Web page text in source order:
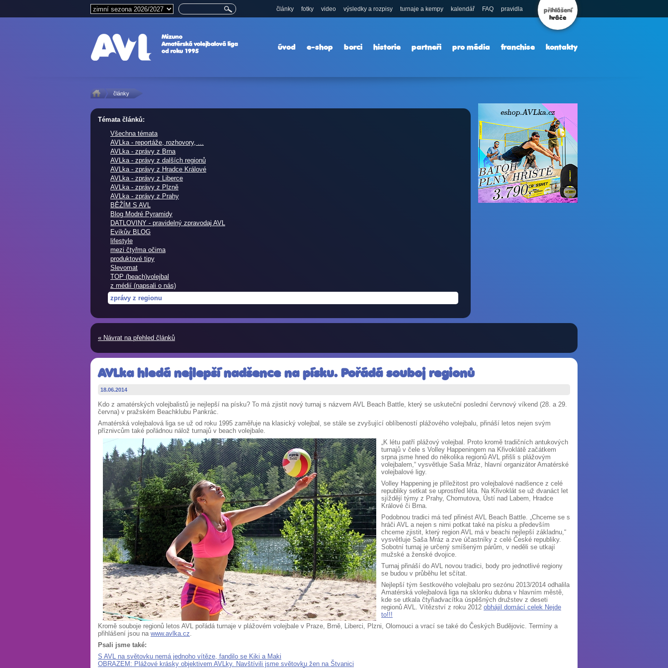
přihlášení
hráče
pravidla
FAQ
kalendář
turnaje a kempy
výsledky a rozpisy
video
fotky
články
kontakty
franchise
pro média
partneři
historie
borci
e-shop
úvod
články
Témata článků:
Všechna témata
AVLka - reportáže, rozhovory, ...
AVLka - zprávy z Brna
AVLka - zprávy z dalších regionů
AVLka - zprávy z Hradce Králové
AVLka - zprávy z Liberce
AVLka - zprávy z Plzně
AVLka - zprávy z Prahy
BĚŽÍM S AVL
Blog Modré Pyramidy
DATLOVINY - pravidelný zpravodaj AVL
Evíkův BLOG
lifestyle
mezi čtyřma očima
produktové tipy
Slevomat
TOP (beach)volejbal
z médií (napsali o nás)
zprávy z regionu
« Návrat na přehled článků
AVLka hledá nejlepší nadšence na písku. Pořádá souboj regionů
18.06.2014
Kdo z amatérských volejbalistů je nejlepší na písku? To má zjistit nový turnaj s názvem AVL Beach Battle, který se uskuteční poslední červnový víkend (28. a 29.
června) v pražském Beachklubu Pankrác.
Amatérská volejbalová liga se už od roku 1995 zaměřuje na klasický volejbal, se stále se zvyšující oblíbeností plážového volejbalu, přináší letos nejen svým
příznivcům také pořádnou nálož turnajů v beach volejbale.
„K létu patří plážový volejbal. Proto kromě tradičních antukových
turnajů v čele s Volley Happeningem na Křivoklátě začátkem
srpna jsme hned do několika regionů AVL přišli s plážovým
volejbalem,“ vysvětluje Saša Mráz, hlavní organizátor Amatérské
volejbalové ligy.
Volley Happening je příležitost pro volejbalové nadšence z celé
republiky setkat se uprostřed léta. Na Křivoklát se už dvanáct let
sjíždějí týmy z Prahy, Chomutova, Ústí nad Labem, Hradce
Králové či Brna.
Podobnou tradici má teď přinést AVL Beach Battle. „Chceme se s
hráči AVL a nejen s nimi potkat také na písku a především
chceme zjistit, který region AVL má v beachi nejlepší základnu,“
vysvětluje Saša Mráz a zve účastníky z celé České republiky.
Sobotní turnaj je určený smíšeným párům, v neděli se utkají
mužské a ženské dvojice.
Turnaj přináší do AVL novou tradici, body pro jednotlivé regiony
se budou v průběhu let sčítat.
Nejlepší tým šestkového volejbalu pro sezónu 2013/2014 odhalila
Amatérská volejbalová liga na sklonku dubna v hlavním městě,
kde se utkala čtyřiadvacítka úspěšných družstev z deseti
regionů AVL. Vítězství z roku 2012 obhájil domácí celek Nejde
to!!!
Kromě souboje regionů letos AVL pořádá turnaje v plážovém volejbale v Praze, Brně, Liberci, Plzni, Olomouci a vrací se také do Českých Budějovic. Termíny a
přihlášení jsou na www.avlka.cz.
Psali jsme také:
S AVL na světovku nemá jednoho vítěze, fandilo se Kiki a Maki
OBRAZEM: Plážové krásky objektivem AVLky. Navštívili jsme světovku žen na Štvanici